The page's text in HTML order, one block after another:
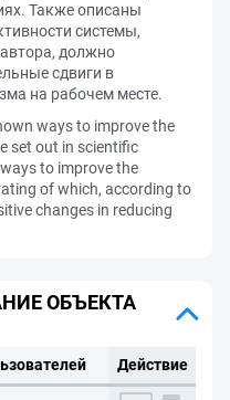
Также описаны
системы,
должно
сдвиги в
на рабочем месте.
ways to improve the
set out in scientific
to improve the
of which, according to
changes in reducing
ОБЪЕКТА
Действие